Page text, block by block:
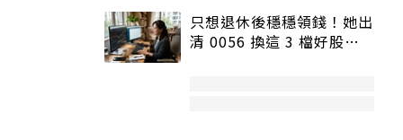
只想退休後穩穩領錢！她出
清 0056 換這 3 檔好股：